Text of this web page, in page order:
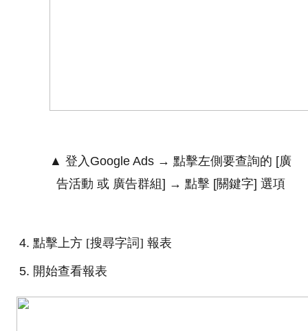
▲ 登入Google Ads → 點擊左側要查詢的 [廣
告活動 或 廣告群組] → 點擊 [關鍵字] 選項
點擊上方 [搜尋字詞] 報表
開始查看報表